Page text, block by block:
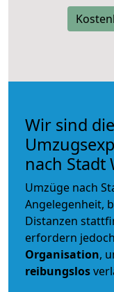
Wir sind
nach Stadt
Umzüge nach
Angelegenheit,
Distanzen
erfordern
Organisation,
reibungslos